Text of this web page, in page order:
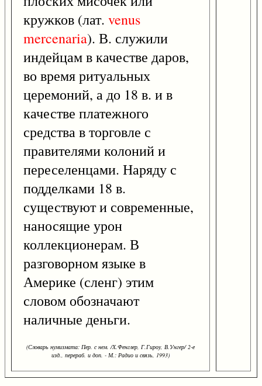
кружков (лат. venus
mercenaria). В. служили
индейцам в качестве даров,
во время ритуальных
церемоний, а до 18 в. и в
качестве платежного
средства в торговле с
правителями колоний и
переселенцами. Наряду с
подделками 18 в.
существуют и современные,
наносящие урон
коллекционерам. В
разговорном языке в
Америке (сленг) этим
словом обозначают
наличные деньги.
(Словарь нумизмата: Пер. с нем. /Х.Фенглер, Г.Гироу, В.Унгер/ 2-е
изд., перераб. и доп. - М.: Радио и связь, 1993)